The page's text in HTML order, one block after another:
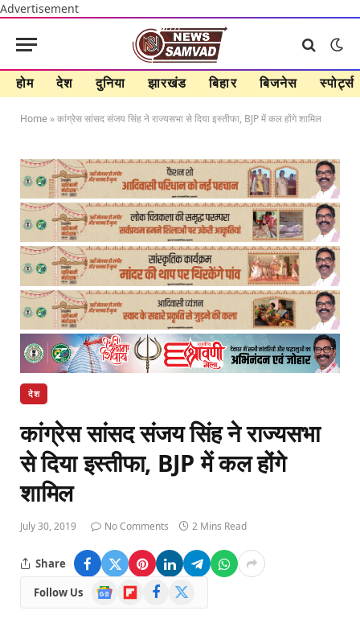
Advertisement
होम देश दुनिया झारखंड बिहार बिजनेस स्पोर्ट्स
Home »कांग्रेस सांसद संजय सिंह ने राज्यसभा से दिया इस्तीफा, BJP में कल होंगे शामिल
देश
कांग्रेस सांसद संजय सिंह ने राज्यसभा
से दिया इस्तीफा, BJP में कल होंगे
शामिल
July 30, 2019 No Comments 2 Mins Read
Share
Follow Us
Google
News
FlipboardFacebook